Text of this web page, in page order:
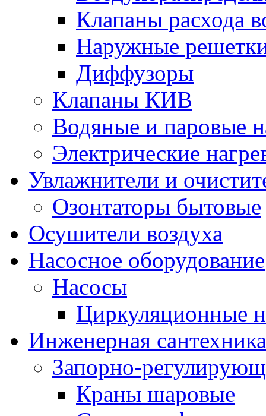
Клапаны расхода
Наружные
Диффузоры
Клапаны КИВ
Водяные и паровые
Электрические
Увлажнители и
Озонтаторы бытовые
Осушители воздуха
Насосное оборудование
Насосы
Циркуляционные
Инженерная сантехника
Запорно-
Краны шаровые